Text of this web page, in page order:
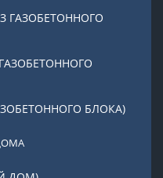
ГАЗОБЕТОННОГО
БЛОКА)